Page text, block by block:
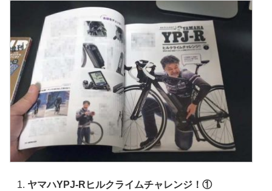
れして美しい状態をキープしておきたいものです。で
もね…ロードバイク...
ヤマハYPJ-Rヒルクライムチャレンジ！①